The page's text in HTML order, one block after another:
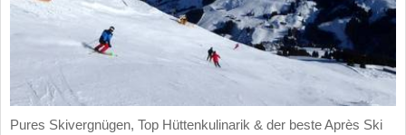
Pures Skivergnügen, Top Hüttenkulinarik & der beste Après Ski